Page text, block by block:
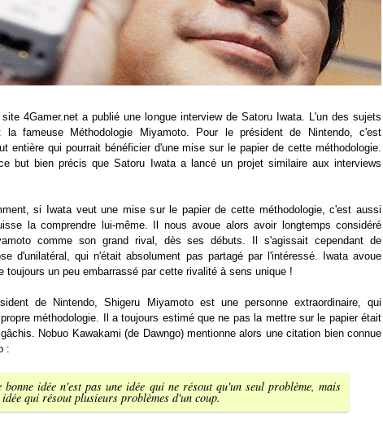
4Gamer.net a publié une longue interview de Satoru Iwata. L'un des sujets
la fameuse Méthodologie Miyamoto. Pour le président de Nintendo, c'est
entière qui pourrait bénéficier d'une mise sur le papier de cette méthodologie.
but bien précis que Satoru Iwata a lancé un projet similaire aux interviews
si Iwata veut une mise sur le papier de cette méthodologie, c'est aussi
la comprendre lui-même. Il nous avoue alors avoir longtemps considéré
comme son grand rival, dès ses débuts. Il s'agissait cependant de
d'unilatéral, qui n'était absolument pas partagé par l'intéressé. Iwata avoue
toujours un peu embarrassé par cette rivalité à sens unique !
de Nintendo, Shigeru Miyamoto est une personne extraordinaire, qui
méthodologie. Il a toujours estimé que ne pas la mettre sur le papier était
Nobuo Kawakami (de Dawngo) mentionne alors une citation bien connue
:
bonne idée n'est pas une idée qui ne résout qu'un seul problème, mais
idée qui résout plusieurs problèmes d'un coup.